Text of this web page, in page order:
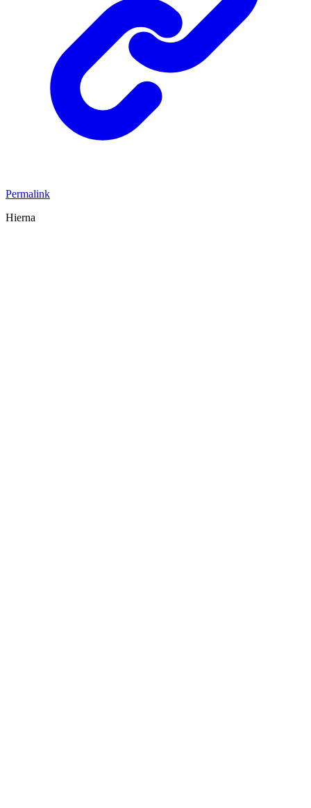
Permalink
Hierna